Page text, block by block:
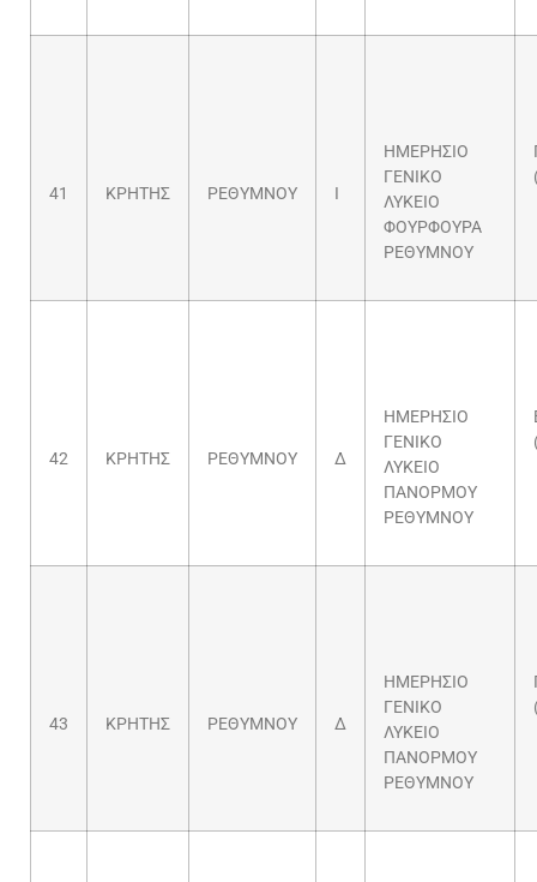
41 ΚΡΗΤΗΣ ΡΕΘΥΜΝΟΥ Ι
ΗΜΕΡΗΣΙΟ
ΓΕΝΙΚΟ
ΛΥΚΕΙΟ
ΦΟΥΡΦΟΥΡΑ
ΡΕΘΥΜΝΟΥ
42 ΚΡΗΤΗΣ ΡΕΘΥΜΝΟΥ Δ
ΗΜΕΡΗΣΙΟ
ΓΕΝΙΚΟ
ΛΥΚΕΙΟ
ΠΑΝΟΡΜΟΥ
ΡΕΘΥΜΝΟΥ
43 ΚΡΗΤΗΣ ΡΕΘΥΜΝΟΥ Δ
ΗΜΕΡΗΣΙΟ
ΓΕΝΙΚΟ
ΛΥΚΕΙΟ
ΠΑΝΟΡΜΟΥ
ΡΕΘΥΜΝΟΥ